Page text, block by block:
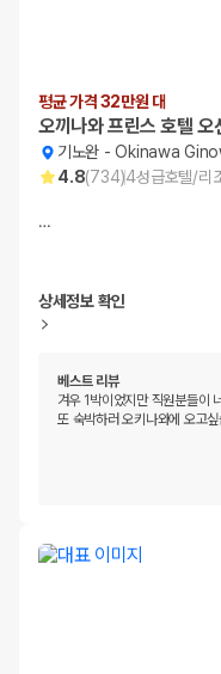
평균 가격 32만원 대
오끼나와 프린스 호텔 오
기노완 -Okinawa
4.8(734)4성급호텔/리
…
상세정보 확인
베스트 리뷰
겨우 1박이었지만 직원분들이
또 숙박하러 오키나와에 오고